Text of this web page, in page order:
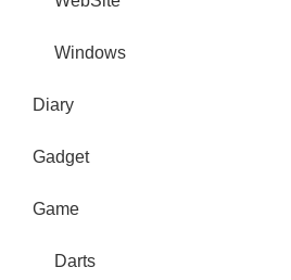
Windows
Diary
Gadget
Game
Darts